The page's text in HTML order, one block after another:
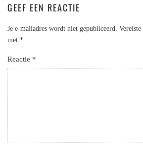
GEEF EEN REACTIE
Je e-mailadres wordt niet gepubliceerd.
met *
Reactie *